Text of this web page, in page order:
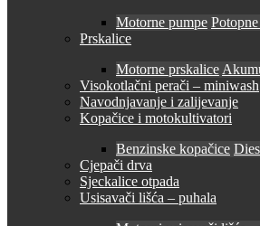
Motorne pumpe
Prskalice
Motorne prskalice
Visokotlačni perači – miniwash
Navodnjavanje i zalijevanje
Kopačice i motokultivatori
Benzinske kopačice
Cjepači drva
Sjeckalice otpada
Usisavači lišća – puhala